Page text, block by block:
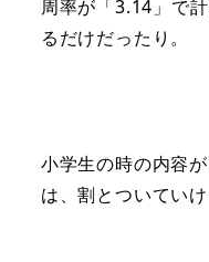
周率が「3.14」で
るだけだったり。
小学生の時の内容
は、割とついてい